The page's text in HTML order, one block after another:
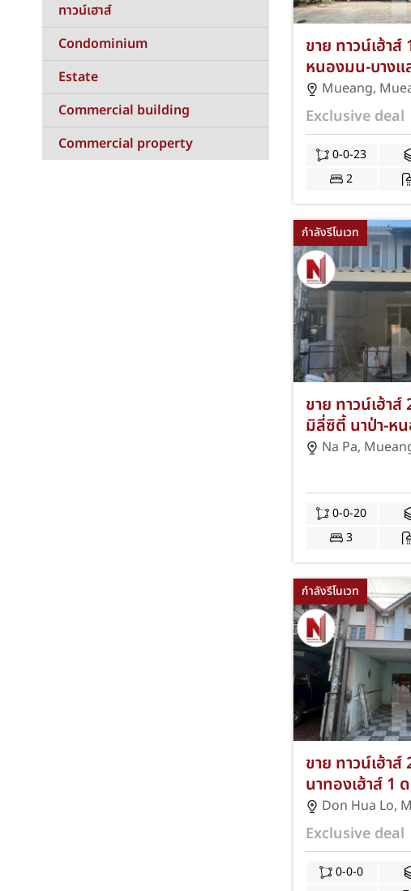
ทาวน์เฮาส์
Condominium
Estate
Commercial building
Commercial property
ขาย ทาวน์เฮ้า
หนองมน-บาง
กว้าง 23 ตร.ว
ห้องน้ำ 1 ที่จอ
หนองมน/หาด
ฟรีโอนฯ! JS-
Mueang,
Exclusive deal
0-0-23
2
กำลังรีโนเวท
ขาย ทาวน์เฮ้า
มิลี่ซิตี้ นาป่า-ห
20 ตร.ว. 3 ห้อ
ใกล้อมตะ/โร
โอนฯ! JS-294
Na Pa,
0-0-20
3
กำลังรีโนเวท
ขาย ทาวน์เฮ้า
นาทองเฮ้าส์ 1
สมอ 2 ห้องนอน
ใกล้อมตะ/โรบิ
โอนฯ! JS-295
Don Hua Lo,
Exclusive deal
0-0-0